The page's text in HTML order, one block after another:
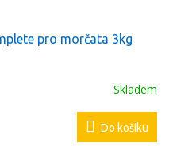
pro morčata 3kg
Skladem
Do košíku